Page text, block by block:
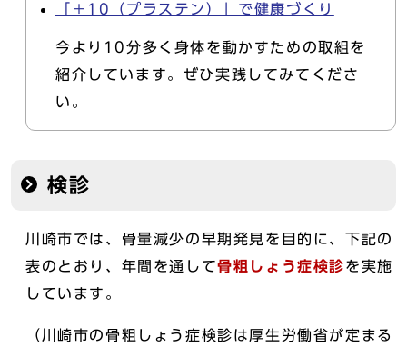
「＋10（プラステン）」で健康づくり
今より10分多く身体を動かすための取組を
紹介しています。ぜひ実践してみてくださ
い。
検診
川崎市では、骨量減少の早期発見を目的に、下記の
表のとおり、年間を通して骨粗しょう症検診を実施
しています。
（川崎市の骨粗しょう症検診は厚生労働省が定まる